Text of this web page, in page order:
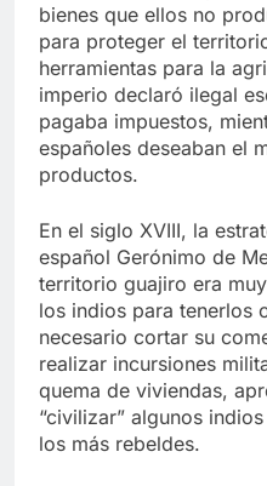
bienes que ellos no
para proteger el
herramientas para la
imperio declaró ilegal
pagaba impuestos,
españoles deseaban el
productos.
En el siglo XVIII, la
español Gerónimo de
territorio guajiro era
los indios para tenerlos
necesario cortar su
realizar incursiones
quema de viviendas,
“civilizar” algunos
los más rebeldes.